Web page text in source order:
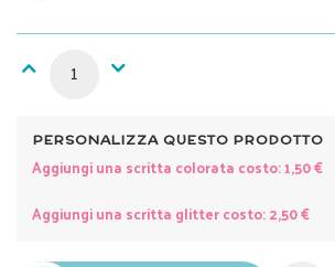
PERSONALIZZA QUESTO PRODOTTO
Aggiungi una scritta colorata costo: 1,50 €
Aggiungi una scritta glitter costo: 2,50 €